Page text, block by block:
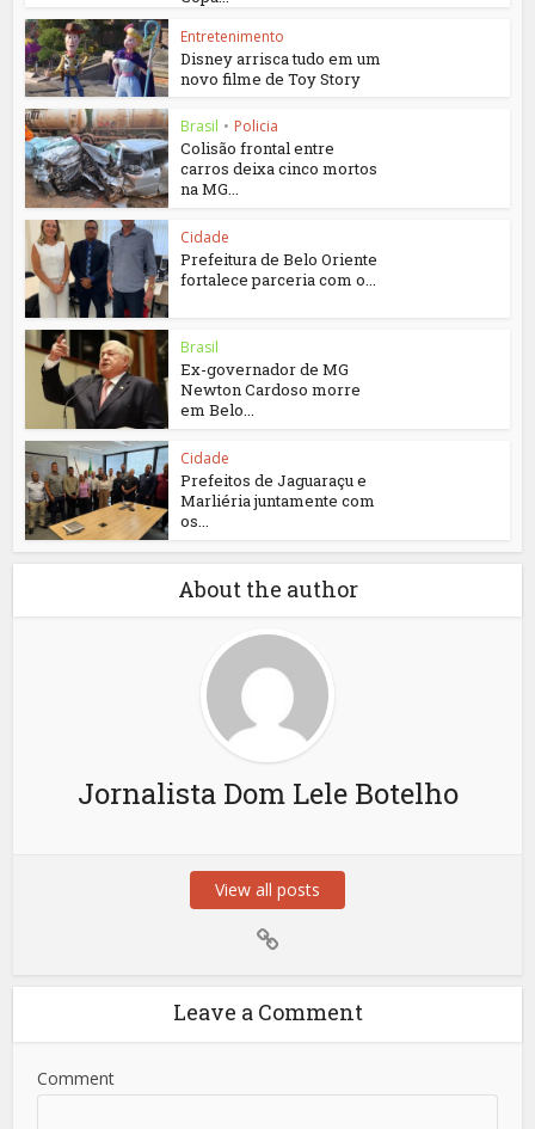
Entretenimento
Disney arrisca tudo em um
novo filme de Toy Story
Brasil • Policia
Colisão frontal entre
carros deixa cinco mortos
na MG...
Cidade
Prefeitura de Belo Oriente
fortalece parceria com o...
Brasil
Ex-governador de MG
Newton Cardoso morre
em Belo...
Cidade
Prefeitos de Jaguaraçu e
Marliéria juntamente com
os...
About the author
Jornalista Dom Lele Botelho
View all posts
Leave a Comment
Comment